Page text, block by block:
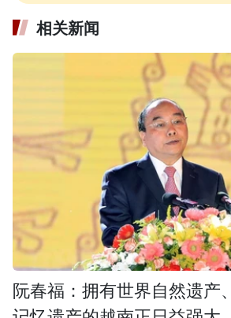
相关新闻
阮春福：拥有世界自然遗产